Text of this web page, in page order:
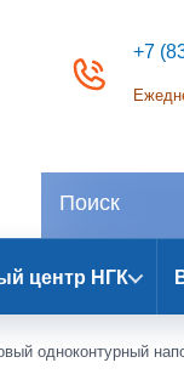
+7
центр НГК
одноконтурный